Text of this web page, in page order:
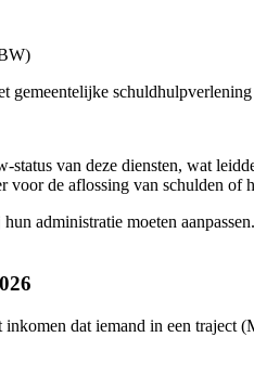
gemeentelijke
van deze diensten, wat
voor de aflossing van schulden of
administratie moeten
dat iemand in een traject